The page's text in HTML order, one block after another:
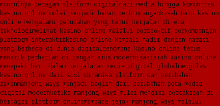
munculnya beragam platform digitaldari media hingga komunitas
kasino online mulai menjadi bahan perbincangan kisah baru kasino
online mengalami perubahan yang terus berjalan di era
teknologimelihat kasino online melalui perspektif perkembangan
platform interaktif kasino online kembali hadir dengan narasi
yang berbeda di dunia digitalfenomena kasino online terus
menarik perhatian di tengah arus modernisasiarah kasino online
menapaki baru dalam perjalanan media digital globalmengulas
kasino online dari sisi dinamika platform dan perubahan
zamanmahjong ways menjadi bagian dari perubahan peta media
digital modern ketika mahjong ways mulai mengisi percakapan di
berbagai platform onlinemembaca jejak mahjong ways melalui